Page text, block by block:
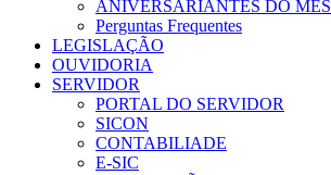
ANIVERSARIANTES DO MÊS
Perguntas Frequentes
LEGISLAÇÃO
OUVIDORIA
SERVIDOR
PORTAL DO SERVIDOR
SICON
CONTABILIADE
E-SIC